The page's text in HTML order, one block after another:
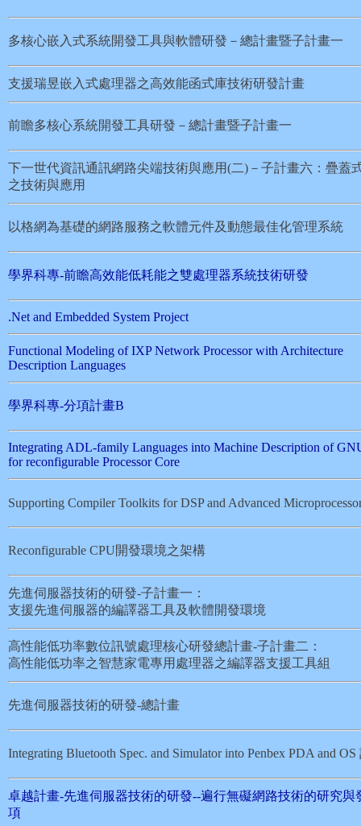
多核心嵌入式系統開發工具與軟體研發－總計畫暨子計畫一
支援瑞昱嵌入式處理器之高效能函式庫技術研發計畫
前瞻多核心系統開發工具研發－總計畫暨子計畫一
下一世代資訊通訊網路尖端技術與應用(二)－子計畫六：疊蓋
之技術與應用
以格網為基礎的網路服務之軟體元件及動態最佳化管理系統
學界科專-前瞻高效能低耗能之雙處理器系統技術研發
.Net and Embedded System Project
Functional Modeling of IXP Network Processor with Architecture
Description Languages
學界科專-分項計畫B
Integrating ADL-family Languages into Machine Description of
for reconfigurable Processor Core
Supporting Compiler Toolkits for DSP and Advanced
Reconfigurable CPU開發環境之架構
先進伺服器技術的研發-子計畫一：
支援先進伺服器的編譯器工具及軟體開發環境
高性能低功率數位訊號處理核心研發總計畫-子計畫二：
高性能低功率之智慧家電專用處理器之編譯器支援工具組
先進伺服器技術的研發-總計畫
Integrating Bluetooth Spec. and Simulator into Penbex PDA and
卓越計畫-先進伺服器技術的研發--遍行無礙網路技術的研究與
項